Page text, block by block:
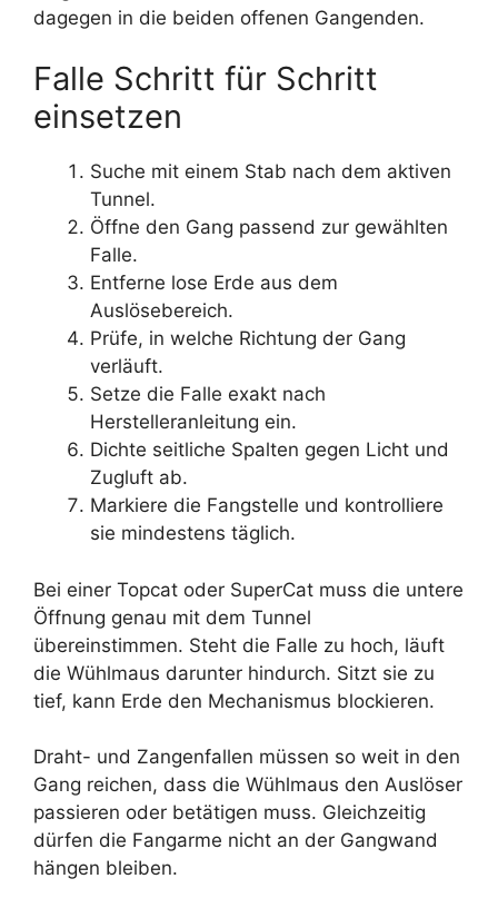
dagegen in die beiden offenen Gangenden.
Falle Schritt für Schritt
einsetzen
Suche mit einem Stab nach dem aktiven
Tunnel.
Öffne den Gang passend zur gewählten
Falle.
Entferne lose Erde aus dem
Auslösebereich.
Prüfe, in welche Richtung der Gang
verläuft.
Setze die Falle exakt nach
Herstelleranleitung ein.
Dichte seitliche Spalten gegen Licht und
Zugluft ab.
Markiere die Fangstelle und kontrolliere
sie mindestens täglich.
Bei einer Topcat oder SuperCat muss die untere
Öffnung genau mit dem Tunnel
übereinstimmen. Steht die Falle zu hoch, läuft
die Wühlmaus darunter hindurch. Sitzt sie zu
tief, kann Erde den Mechanismus blockieren.
Draht- und Zangenfallen müssen so weit in den
Gang reichen, dass die Wühlmaus den Auslöser
passieren oder betätigen muss. Gleichzeitig
dürfen die Fangarme nicht an der Gangwand
hängen bleiben.